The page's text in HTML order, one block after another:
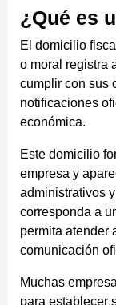
¿Qué es
El domicilio
o moral registra
cumplir con sus
notificaciones
económica.
Este domicilio
empresa y
administrativos
corresponda a
permita atender
comunicación
Muchas
para establecer